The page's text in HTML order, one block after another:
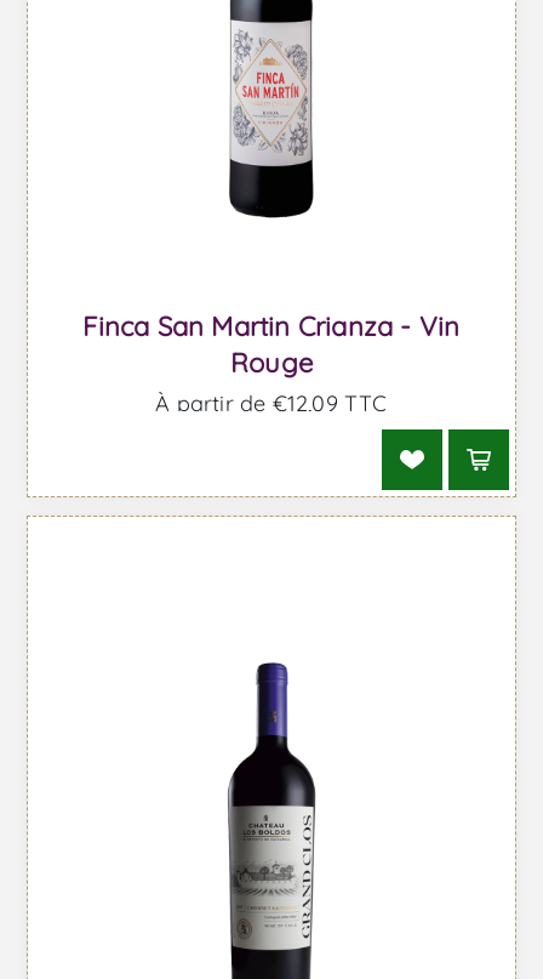
Finca San Martin Crianza - Vin
Rouge
À partir de €12,09 TTC